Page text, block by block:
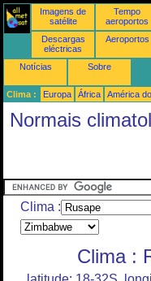
Imagens de
satélite
Tempo
aeroportos
Descargas
eléctricas
Aeroportos
Notícias Sobre
Clima : Europa África América
Normais
Clima :
Clima :